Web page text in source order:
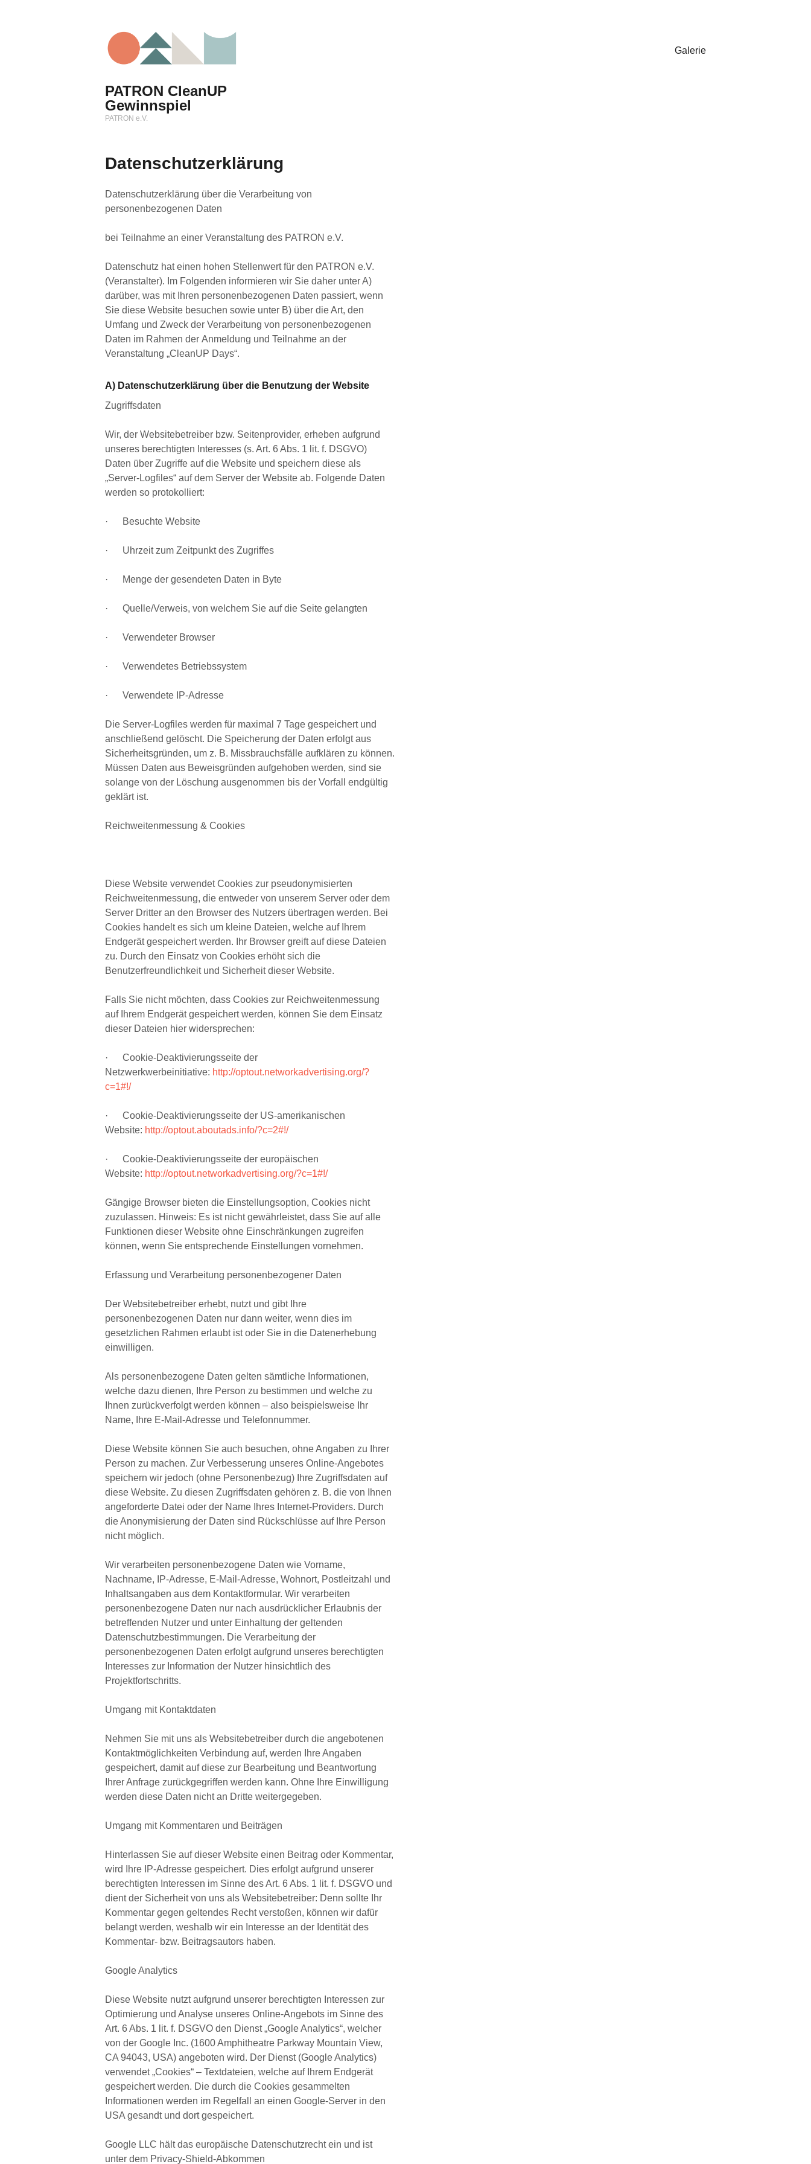
springen
PATRON CleanUP
Gewinnspiel
PATRON e.V.
Galerie
Datenschutzerklärung
Datenschutzerklärung über die Verarbeitung von
personenbezogenen Daten
bei Teilnahme an einer Veranstaltung des PATRON e.V.
Datenschutz hat einen hohen Stellenwert für den PATRON e.V.
(Veranstalter). Im Folgenden informieren wir Sie daher unter A)
darüber, was mit Ihren personenbezogenen Daten passiert, wenn
Sie diese Website besuchen sowie unter B) über die Art, den
Umfang und Zweck der Verarbeitung von personenbezogenen
Daten im Rahmen der Anmeldung und Teilnahme an der
Veranstaltung „CleanUP Days“.
A) Datenschutzerklärung über die Benutzung der Website
Zugriffsdaten
Wir, der Websitebetreiber bzw. Seitenprovider, erheben aufgrund
unseres berechtigten Interesses (s. Art. 6 Abs. 1 lit. f. DSGVO)
Daten über Zugriffe auf die Website und speichern diese als
„Server-Logfiles“ auf dem Server der Website ab. Folgende Daten
werden so protokolliert:
· Besuchte Website
· Uhrzeit zum Zeitpunkt des Zugriffes
· Menge der gesendeten Daten in Byte
· Quelle/Verweis, von welchem Sie auf die Seite gelangten
· Verwendeter Browser
· Verwendetes Betriebssystem
· Verwendete IP-Adresse
Die Server-Logfiles werden für maximal 7 Tage gespeichert und
anschließend gelöscht. Die Speicherung der Daten erfolgt aus
Sicherheitsgründen, um z. B. Missbrauchsfälle aufklären zu können.
Müssen Daten aus Beweisgründen aufgehoben werden, sind sie
solange von der Löschung ausgenommen bis der Vorfall endgültig
geklärt ist.
Reichweitenmessung & Cookies
Diese Website verwendet Cookies zur pseudonymisierten
Reichweitenmessung, die entweder von unserem Server oder dem
Server Dritter an den Browser des Nutzers übertragen werden. Bei
Cookies handelt es sich um kleine Dateien, welche auf Ihrem
Endgerät gespeichert werden. Ihr Browser greift auf diese Dateien
zu. Durch den Einsatz von Cookies erhöht sich die
Benutzerfreundlichkeit und Sicherheit dieser Website.
Falls Sie nicht möchten, dass Cookies zur Reichweitenmessung
auf Ihrem Endgerät gespeichert werden, können Sie dem Einsatz
dieser Dateien hier widersprechen:
· Cookie-Deaktivierungsseite der
Netzwerkwerbeinitiative: http://optout.networkadvertising.org/?
c=1#!/
· Cookie-Deaktivierungsseite der US-amerikanischen
Website: http://optout.aboutads.info/?c=2#!/
· Cookie-Deaktivierungsseite der europäischen
Website: http://optout.networkadvertising.org/?c=1#!/
Gängige Browser bieten die Einstellungsoption, Cookies nicht
zuzulassen. Hinweis: Es ist nicht gewährleistet, dass Sie auf alle
Funktionen dieser Website ohne Einschränkungen zugreifen
können, wenn Sie entsprechende Einstellungen vornehmen.
Erfassung und Verarbeitung personenbezogener Daten
Der Websitebetreiber erhebt, nutzt und gibt Ihre
personenbezogenen Daten nur dann weiter, wenn dies im
gesetzlichen Rahmen erlaubt ist oder Sie in die Datenerhebung
einwilligen.
Als personenbezogene Daten gelten sämtliche Informationen,
welche dazu dienen, Ihre Person zu bestimmen und welche zu
Ihnen zurückverfolgt werden können – also beispielsweise Ihr
Name, Ihre E-Mail-Adresse und Telefonnummer.
Diese Website können Sie auch besuchen, ohne Angaben zu Ihrer
Person zu machen. Zur Verbesserung unseres Online-Angebotes
speichern wir jedoch (ohne Personenbezug) Ihre Zugriffsdaten auf
diese Website. Zu diesen Zugriffsdaten gehören z. B. die von Ihnen
angeforderte Datei oder der Name Ihres Internet-Providers. Durch
die Anonymisierung der Daten sind Rückschlüsse auf Ihre Person
nicht möglich.
Wir verarbeiten personenbezogene Daten wie Vorname,
Nachname, IP-Adresse, E-Mail-Adresse, Wohnort, Postleitzahl und
Inhaltsangaben aus dem Kontaktformular. Wir verarbeiten
personenbezogene Daten nur nach ausdrücklicher Erlaubnis der
betreffenden Nutzer und unter Einhaltung der geltenden
Datenschutzbestimmungen. Die Verarbeitung der
personenbezogenen Daten erfolgt aufgrund unseres berechtigten
Interesses zur Information der Nutzer hinsichtlich des
Projektfortschritts.
Umgang mit Kontaktdaten
Nehmen Sie mit uns als Websitebetreiber durch die angebotenen
Kontaktmöglichkeiten Verbindung auf, werden Ihre Angaben
gespeichert, damit auf diese zur Bearbeitung und Beantwortung
Ihrer Anfrage zurückgegriffen werden kann. Ohne Ihre Einwilligung
werden diese Daten nicht an Dritte weitergegeben.
Umgang mit Kommentaren und Beiträgen
Hinterlassen Sie auf dieser Website einen Beitrag oder Kommentar,
wird Ihre IP-Adresse gespeichert. Dies erfolgt aufgrund unserer
berechtigten Interessen im Sinne des Art. 6 Abs. 1 lit. f. DSGVO und
dient der Sicherheit von uns als Websitebetreiber: Denn sollte Ihr
Kommentar gegen geltendes Recht verstoßen, können wir dafür
belangt werden, weshalb wir ein Interesse an der Identität des
Kommentar- bzw. Beitragsautors haben.
Google Analytics
Diese Website nutzt aufgrund unserer berechtigten Interessen zur
Optimierung und Analyse unseres Online-Angebots im Sinne des
Art. 6 Abs. 1 lit. f. DSGVO den Dienst „Google Analytics“, welcher
von der Google Inc. (1600 Amphitheatre Parkway Mountain View,
CA 94043, USA) angeboten wird. Der Dienst (Google Analytics)
verwendet „Cookies“ – Textdateien, welche auf Ihrem Endgerät
gespeichert werden. Die durch die Cookies gesammelten
Informationen werden im Regelfall an einen Google-Server in den
USA gesandt und dort gespeichert.
Google LLC hält das europäische Datenschutzrecht ein und ist
unter dem Privacy-Shield-Abkommen